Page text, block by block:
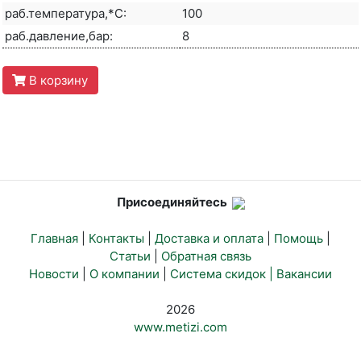
раб.температура,*С:
100
раб.давление,бар:
8
В корзину
Присоединяйтесь
Главная Контакты Доставка и оплата Помощь
Статьи
Обратная связь
Новости
О компании Система скидок | Вакансии
2026
www.metizi.com